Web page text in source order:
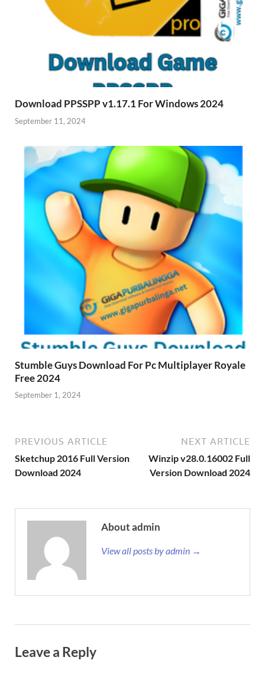
Download PPSSPP v1.17.1 For Windows 2024
September 11, 2024
Stumble Guys Download For Pc Multiplayer Royale
Free 2024
September 1, 2024
PREVIOUS ARTICLE
Sketchup 2016 Full Version
Download 2024
NEXT ARTICLE
Winzip v28.0.16002 Full
Version Download 2024
About admin
View all posts by admin →
Leave a Reply